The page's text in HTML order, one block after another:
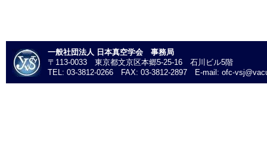
一般社団法人 日本真空学会 事務局
〒113-0033 東京都文京区本郷5-25-16 石川ビル5階
TEL: 03-3812-0266 FAX: 03-3812-2897 E-mail: ofc-